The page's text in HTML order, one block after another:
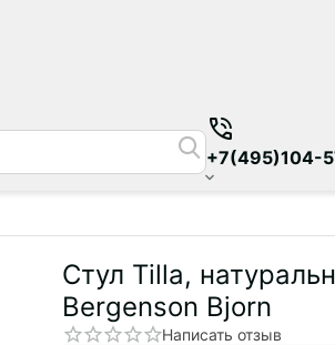
+7(495)104-
Стул Tilla,
Bergenson Bjorn
Написать отзыв